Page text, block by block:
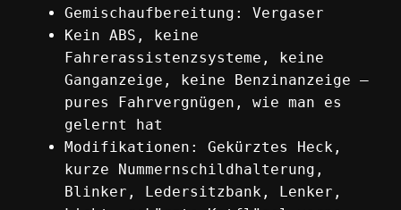
Gemischaufbereitung: Vergaser
Kein ABS, keine
Fahrerassistenzsysteme, keine
Ganganzeige, keine Benzinanzeige –
pures Fahrvergnügen, wie man es
gelernt hat
Modifikationen: Gekürztes Heck,
kurze Nummernschildhalterung,
Blinker, Ledersitzbank, Lenker,